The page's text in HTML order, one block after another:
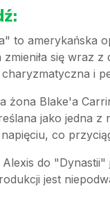
to amerykańska
się wraz
i
żona Blake'a
jako jedna
co
do
jest